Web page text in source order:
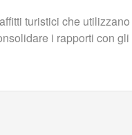
turistici che
i rapporti con gli